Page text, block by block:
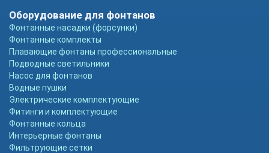
Оборудование для фонтанов
Фонтанные насадки (форсунки)
Фонтанные комплекты
Плавающие фонтаны профессиональные
Подводные светильники
Насос для фонтанов
Водные пушки
Электрические комплектующие
Фитинги и комплектующие
Фонтанные кольца
Интерьерные фонтаны
Фильтрующие сетки